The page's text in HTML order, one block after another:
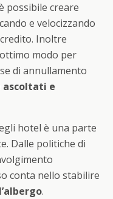
possibile creare
e velocizzando
Inoltre
modo per
di annullamento
ascoltati e
hotel è una parte
Dalle politiche di
conta nello stabilire
.